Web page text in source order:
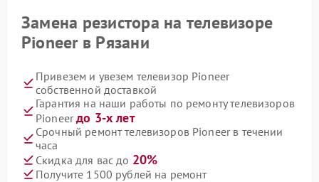
Замена резистора на телевизоре
Pioneer в Рязани
Привезем и увезем телевизор Pioneer
собственной доставкой
Гарантия на наши работы по ремонту телевизоров
Pioneerдо 3-х лет
Срочный ремонт телевизоров Pioneer в течении
часа
Скидка для вас до 20%
Получите 1500 рублей на ремонт